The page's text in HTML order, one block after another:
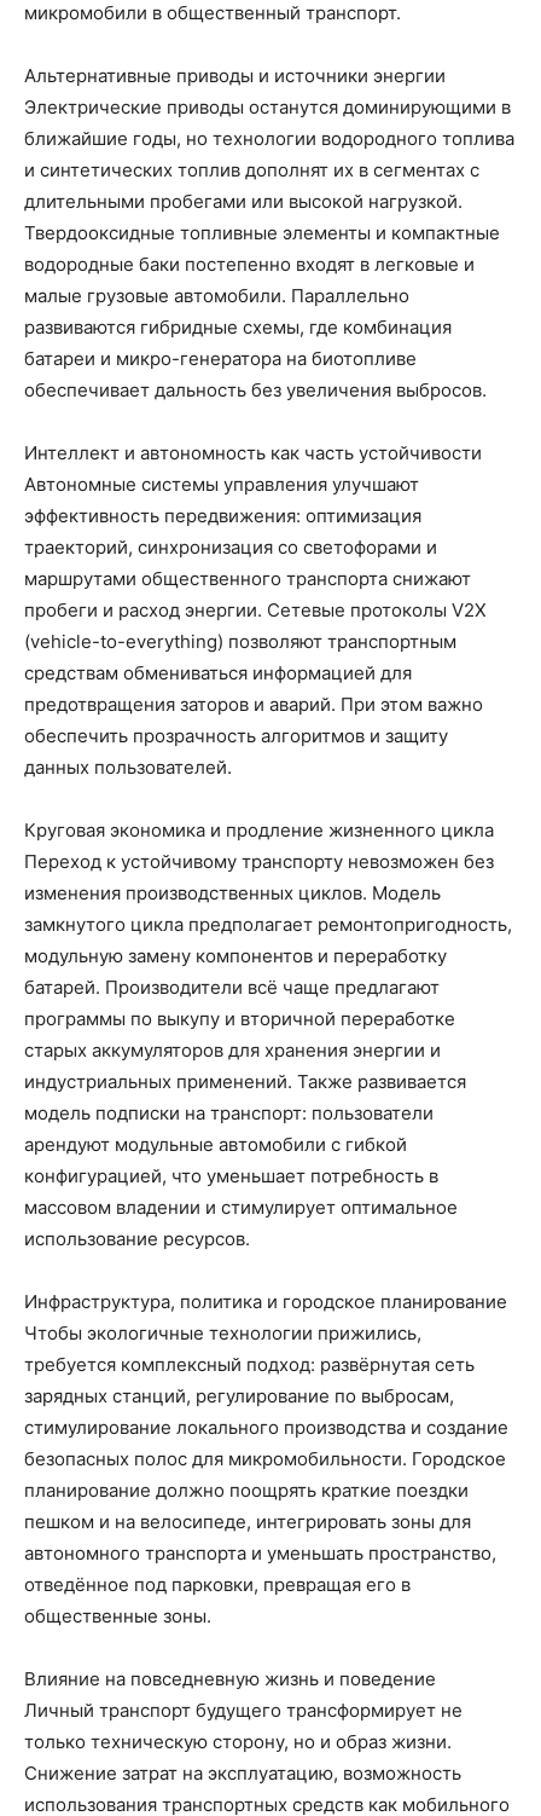
микромобили в общественный транспорт.
Альтернативные приводы и источники энергии
Электрические приводы останутся доминирующими в
ближайшие годы, но технологии водородного топлива
и синтетических топлив дополнят их в сегментах с
длительными пробегами или высокой нагрузкой.
Твердооксидные топливные элементы и компактные
водородные баки постепенно входят в легковые и
малые грузовые автомобили. Параллельно
развиваются гибридные схемы, где комбинация
батареи и микро-генератора на биотопливе
обеспечивает дальность без увеличения выбросов.
Интеллект и автономность как часть устойчивости
Автономные системы управления улучшают
эффективность передвижения: оптимизация
траекторий, синхронизация со светофорами и
маршрутами общественного транспорта снижают
пробеги и расход энергии. Сетевые протоколы V2X
(vehicle-to-everything) позволяют транспортным
средствам обмениваться информацией для
предотвращения заторов и аварий. При этом важно
обеспечить прозрачность алгоритмов и защиту
данных пользователей.
Круговая экономика и продление жизненного цикла
Переход к устойчивому транспорту невозможен без
изменения производственных циклов. Модель
замкнутого цикла предполагает ремонтопригодность,
модульную замену компонентов и переработку
батарей. Производители всё чаще предлагают
программы по выкупу и вторичной переработке
старых аккумуляторов для хранения энергии и
индустриальных применений. Также развивается
модель подписки на транспорт: пользователи
арендуют модульные автомобили с гибкой
конфигурацией, что уменьшает потребность в
массовом владении и стимулирует оптимальное
использование ресурсов.
Инфраструктура, политика и городское планирование
Чтобы экологичные технологии прижились,
требуется комплексный подход: развёрнутая сеть
зарядных станций, регулирование по выбросам,
стимулирование локального производства и создание
безопасных полос для микромобильности. Городское
планирование должно поощрять краткие поездки
пешком и на велосипеде, интегрировать зоны для
автономного транспорта и уменьшать пространство,
отведённое под парковки, превращая его в
общественные зоны.
Влияние на повседневную жизнь и поведение
Личный транспорт будущего трансформирует не
только техническую сторону, но и образ жизни.
Снижение затрат на эксплуатацию, возможность
использования транспортных средств как мобильного